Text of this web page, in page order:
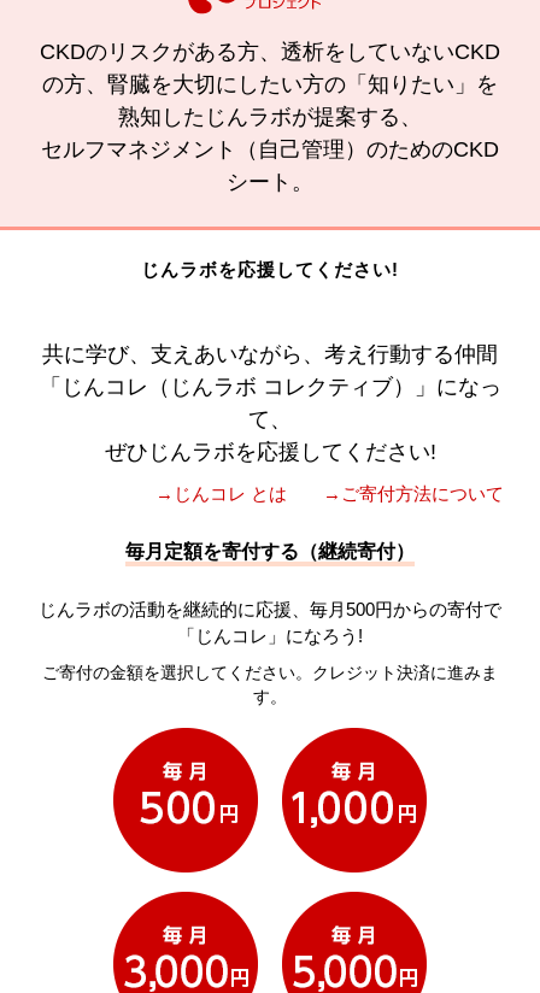
CKDのリスクがある方、透析をしていないCKD
の方、腎臓を大切にしたい方の「知りたい」を
熟知したじんラボが提案する、
セルフマネジメント（自己管理）のためのCKD
シート。
じんラボを応援してください!
共に学び、支えあいながら、考え行動する仲間
「じんコレ（じんラボ コレクティブ）」になっ
て、
ぜひじんラボを応援してください!
→じんコレ とは →ご寄付方法について
毎月定額を寄付する（継続寄付）
じんラボの活動を継続的に応援、毎月500円からの寄付で
「じんコレ」になろう!
ご寄付の金額を選択してください。クレジット決済に進みま
す。